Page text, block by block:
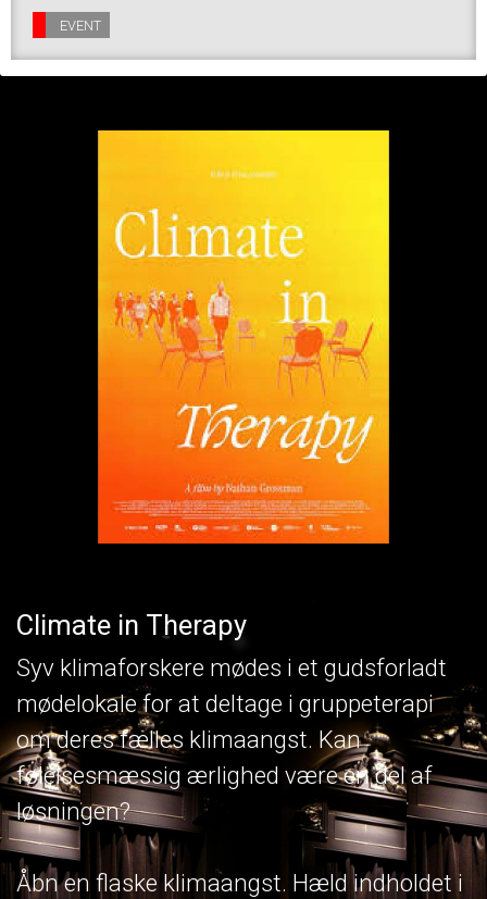
EVENT
Climate in Therapy
Syv klimaforskere mødes i et gudsforladt
mødelokale for at deltage i gruppeterapi
om deres fælles klimaangst. Kan
følelsesmæssig ærlighed være en del af
løsningen?
Åbn en flaske klimaangst. Hæld indholdet i